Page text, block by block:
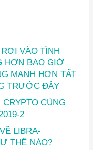
VÀO TÌNH
HƠN BAO GIỜ
MANH HƠN TẤT
TRƯỚC ĐÂY
CRYPTO CÙNG
2
LIBRA-
THẾ NÀO?